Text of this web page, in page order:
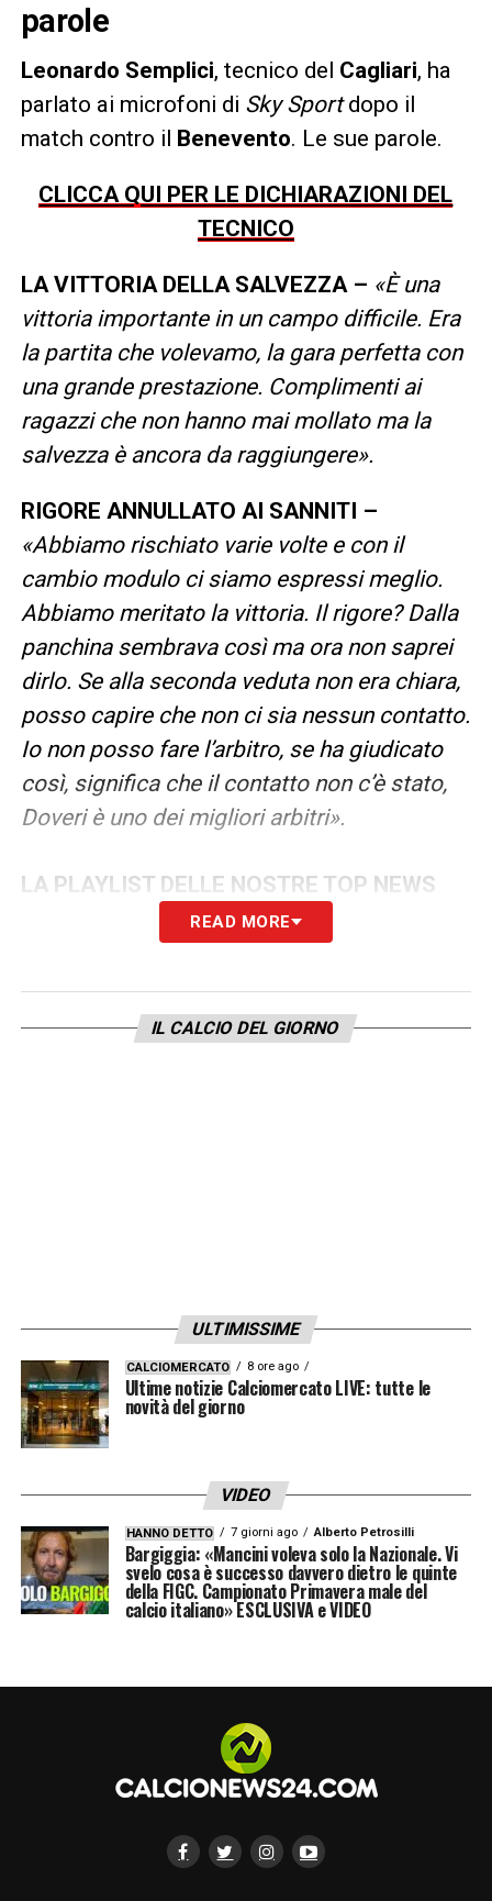
parole
Leonardo Semplici, tecnico del Cagliari, ha
parlato ai microfoni di Sky Sportdopo il
match contro il Benevento. Le sue parole.
CLICCA QUI PER LE DICHIARAZIONI DEL
TECNICO
LA VITTORIA DELLA SALVEZZA – «È una
vittoria importante in un campo difficile. Era
la partita che volevamo, la gara perfetta con
una grande prestazione. Complimenti ai
ragazzi che non hanno mai mollato ma la
salvezza è ancora da raggiungere».
RIGORE ANNULLATO AI SANNITI –
«Abbiamo rischiato varie volte e con il
cambio modulo ci siamo espressi meglio.
Abbiamo meritato la vittoria. Il rigore? Dalla
panchina sembrava così ma ora non saprei
dirlo. Se alla seconda veduta non era chiara,
posso capire che non ci sia nessun contatto.
Io non posso fare l’arbitro, se ha giudicato
così, significa che il contatto non c’è stato,
Doveri è uno dei migliori arbitri».
LA PLAYLIST DELLE NOSTRE TOP NEWS
READ MORE
IL CALCIO DEL GIORNO
ULTIMISSIME
CALCIOMERCATO 8 ore ago
Ultime notizie Calciomercato LIVE: tutte le
novità del giorno
VIDEO
HANNO DETTO 7 giorni ago Alberto Petrosilli
Bargiggia: «Mancini voleva solo la Nazionale. Vi
svelo cosa è successo davvero dietro le quinte
della FIGC. Campionato Primavera male del
calcio italiano» ESCLUSIVA e VIDEO